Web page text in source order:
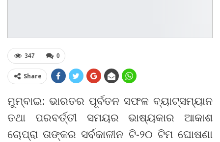
0
347
Share
ମୁମ୍ବାଇ: ଭାରତର ପୂର୍ବତନ ସଫଳ ବ୍ୟାଟ୍ସମ୍ୟାନ
ତଥା ପରବର୍ତ୍ତୀ ସମୟର ଭାଷ୍ୟକାର ଆକାଶ
ଚୋପ୍ରା ତାଙ୍କର ସର୍ବକାଳୀନ ଟି-୨୦ ଟିମ ଘୋଷଣା